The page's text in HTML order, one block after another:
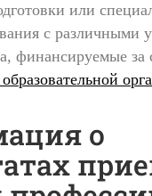
или
с различными
финансируемые за
о